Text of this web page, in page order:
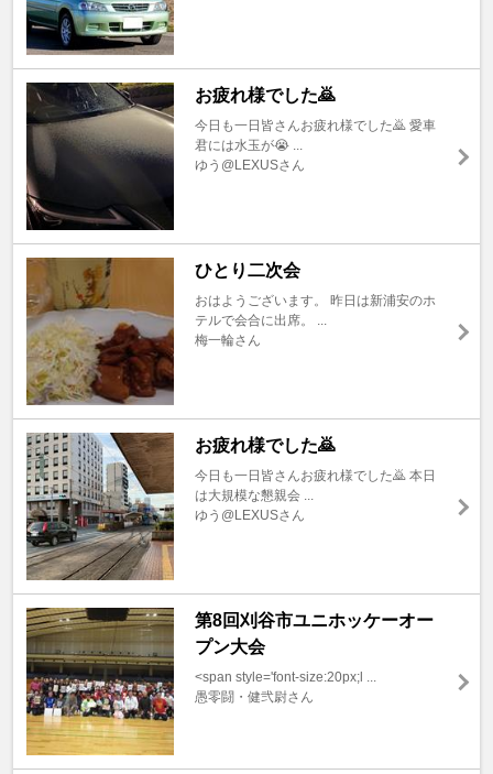
お疲れ様でした🙇
今日も一日皆さんお疲れ様でした🙇 愛車
君には水玉が😭 ...
ゆう@LEXUSさん
ひとり二次会
おはようございます。 昨日は新浦安のホ
テルで会合に出席。 ...
梅一輪さん
お疲れ様でした🙇
今日も一日皆さんお疲れ様でした🙇 本日
は大規模な懇親会 ...
ゆう@LEXUSさん
第8回刈谷市ユニホッケーオー
プン大会
<span style='font-size:20px;l ...
愚零闘・健弐尉さん